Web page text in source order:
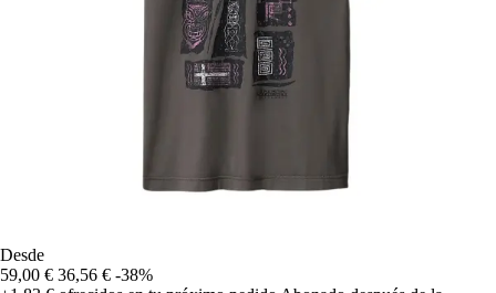
Desde
59,00 € 36,56 € -38%